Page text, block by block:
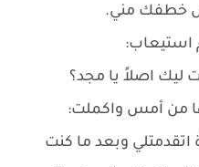
خطفك مني.
استيعاب:
ليك اصلاً يا مجد؟
من أمس واكملت:
اتقدمتلي وبعد ما كنت